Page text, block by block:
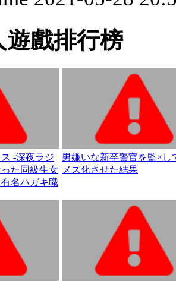
遊戲排行榜
-深夜ラジ
た同級生女
名ハガキ職
男嫌いな新卒警官を監×し
メス化させた結果